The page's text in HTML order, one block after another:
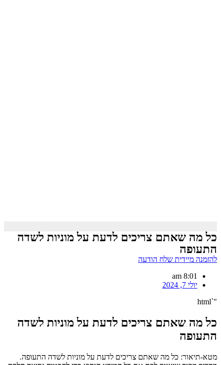
כל מה שאתם צריכים לדעת על מוניות לשדה
התעופה
להזמנה מיידית שלח הודעה
8:01 am
יולי 7, 2024
"`html
כל מה שאתם צריכים לדעת על מוניות לשדה
התעופה
מטא-תיאור: כל מה שאתם צריכים לדעת על מוניות לשדה התעופה.